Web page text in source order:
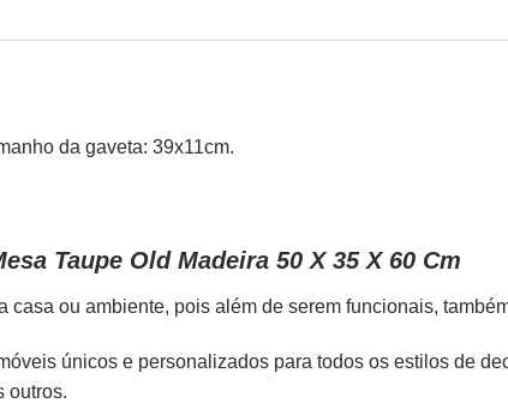
da gaveta: 39x11cm.
Taupe Old Madeira 50 X 35 X 60 Cm
casa ou ambiente, pois além de serem funcionais,
únicos e personalizados para todos os estilos de
outros.